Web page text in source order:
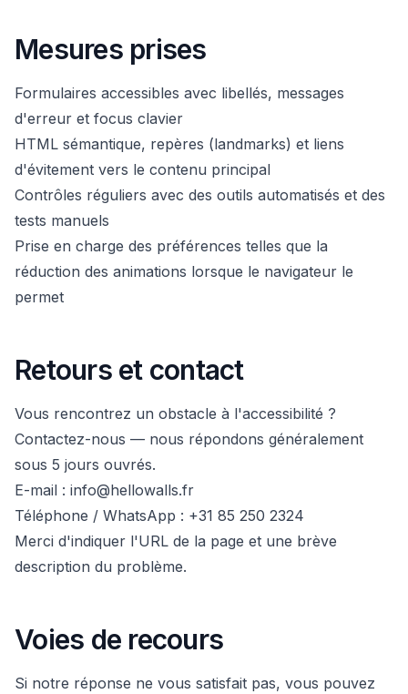
Mesures prises
Formulaires accessibles avec libellés, messages
d'erreur et focus clavier
HTML sémantique, repères (landmarks) et liens
d'évitement vers le contenu principal
Contrôles réguliers avec des outils automatisés et des
tests manuels
Prise en charge des préférences telles que la
réduction des animations lorsque le navigateur le
permet
Retours et contact
Vous rencontrez un obstacle à l'accessibilité ?
Contactez-nous — nous répondons généralement
sous 5 jours ouvrés.
E-mail : info@hellowalls.fr
Téléphone / WhatsApp : +31 85 250 2324
Merci d'indiquer l'URL de la page et une brève
description du problème.
Voies de recours
Si notre réponse ne vous satisfait pas, vous pouvez